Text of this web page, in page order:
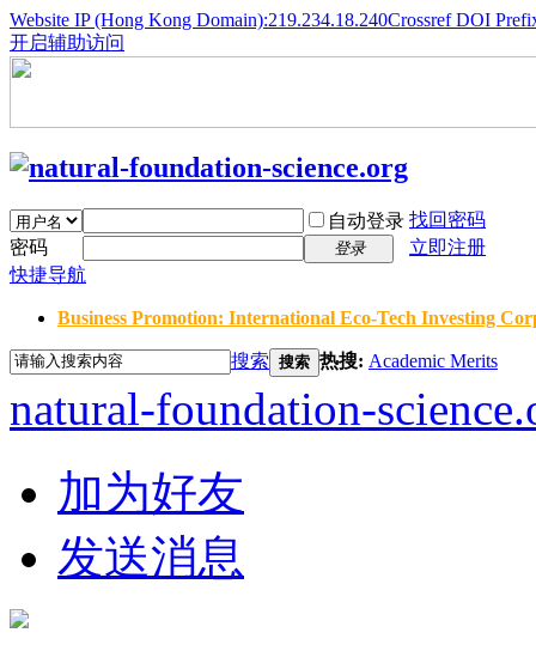
Website IP (Hong Kong Domain):219.234.18.240Crossref DOI
开启辅助访问
自动登录 找回密码
密码
登录
立即注册
快捷导航
Business Promotion: International Eco-Tech Investing
搜索 搜索 热搜: Academic Merits
natural-foundation-
加为好友
发送消息